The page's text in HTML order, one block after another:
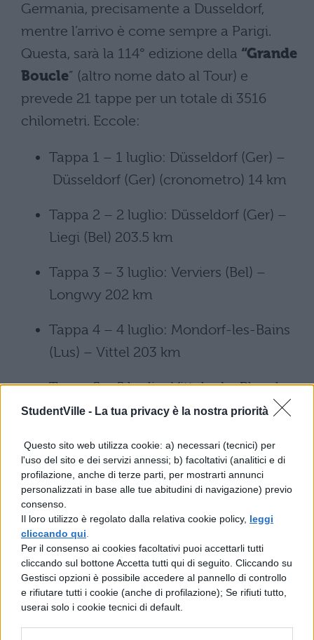
StudentVille - La tua privacy è la nostra priorità
Questo sito web utilizza cookie: a) necessari (tecnici) per
l'uso del sito e dei servizi annessi; b) facoltativi (analitici e di
profilazione, anche di terze parti, per mostrarti annunci
personalizzati in base alle tue abitudini di navigazione) previo
consenso.
Il loro utilizzo è regolato dalla relativa cookie policy, leggi
cliccando qui
Per il consenso ai cookies facoltativi puoi accettarli tutti
cliccando sul bottone Accetta tutti qui di seguito. Cliccando su
Gestisci opzioni è possibile accedere al pannello di controllo
e rifiutare tutti i cookie (anche di profilazione); Se rifiuti tutto,
userai solo i cookie tecnici di default.
Germania, precisamente a Dusseldorf,
mentre l’arrivo è come sempre a Parigi.
Questa, sarà la 114° edizione della “Grande
Boucle” (altro nome dato al Tour) e
prevede 21 tappe per un totale di 3516
chilometri. Eccole:
Tappa 1 – 1 luglio: Düsseldorf (Ger) –
Düsseldorf (Ger) (cronometro) 14 km
Tappa 2 – 2 luglio: Düsseldorf (Ger) –
Liegi (Bel) 203.5 km
Tappa 3 – 3 luglio: Verviers (Bel) –
Longwy 202 km
Tappa 4 – 4 luglio: Mondorf-les-Bains
(Lus) – Vittel 203 km
Tappa 5 – 5 luglio: Vittel – La Planche
des Belles Filles 160 km
Tappa 6 – 6 luglio: Vesoul – Troyes 216
km
Tappa 7 – 7 luglio: Troyes – Nuits-
Saint-Georges 214 km
Tappa 8 – 8 luglio: Dole – Les Rousses
187 km